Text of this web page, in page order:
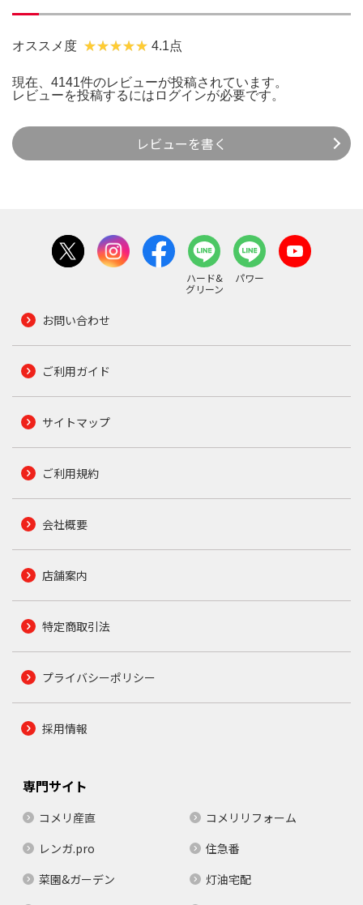
オススメ度 4.1点
現在、4141件のレビューが投稿されています。
レビューを投稿するには ログインが必要です。
レビューを書く
ハード&
グリーン
パワー
お問い合わせ
ご利用ガイド
サイトマップ
ご利用規約
会社概要
店舗案内
特定商取引法
プライバシーポリシー
採用情報
専門サイト
コメリ産直
コメリリフォーム
レンガ.pro
住急番
菜園&ガーデン
灯油宅配